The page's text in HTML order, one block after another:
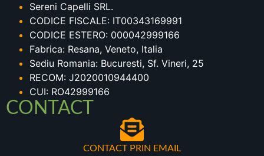
Sereni Capelli SRL.
CODICE FISCALE: IT00343169991
CODICE ESTERO: 000042999166
Fabrica: Resana, Veneto, Italia
Sediu Romania: Bucuresti, Sf. Vineri, 25
RECOM: J2020010944400
CUI: RO42999166
CONTACT
CONTACT PRIN EMAIL